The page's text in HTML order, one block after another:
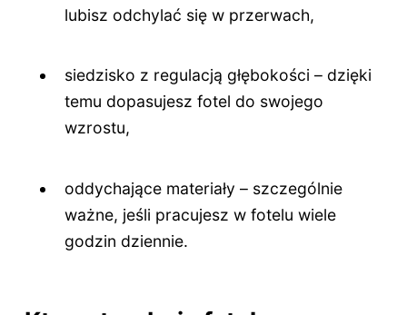
lubisz odchylać się w przerwach,
siedzisko z regulacją głębokości – dzięki
temu dopasujesz fotel do swojego
wzrostu,
oddychające materiały – szczególnie
ważne, jeśli pracujesz w fotelu wiele
godzin dziennie.